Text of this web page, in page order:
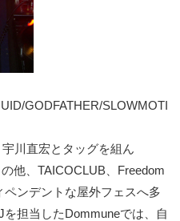
GODFATHER/SLOWMOTI
川直宏とタッグを組ん
他、TAICOCLUB、Freedom
ンデントな屋外フェスへ多
担当したDommuneでは、自